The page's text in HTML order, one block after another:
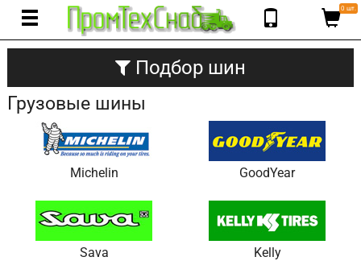
0 шт.
Подбор шин
Грузовые шины
Michelin GoodYear
Sava Kelly